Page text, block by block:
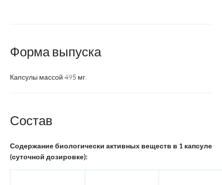
Форма выпуска
Капсулы массой 495 мг.
Состав
Содержание биологически активных веществ в 1 капсуле
(суточной дозировке):